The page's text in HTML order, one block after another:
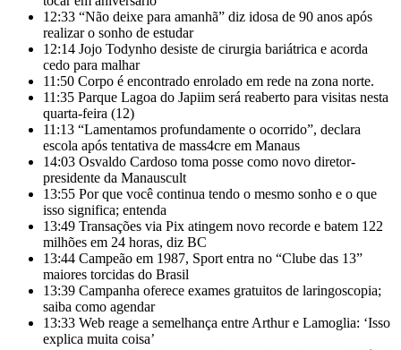
12:33 “Não deixe para amanhã” diz idosa de 90 anos após
realizar o sonho de estudar
12:14 Jojo Todynho desiste de cirurgia bariátrica e acorda
cedo para malhar
11:50 Corpo é encontrado enrolado em rede na zona norte.
11:35 Parque Lagoa do Japiim será reaberto para visitas nesta
quarta-feira (12)
11:13 “Lamentamos profundamente o ocorrido”, declara
escola após tentativa de mass4cre em Manaus
14:03 Osvaldo Cardoso toma posse como novo diretor-
presidente da Manauscult
13:55 Por que você continua tendo o mesmo sonho e o que
isso significa; entenda
13:49 Transações via Pix atingem novo recorde e batem 122
milhões em 24 horas, diz BC
13:44 Campeão em 1987, Sport entra no “Clube das 13”
maiores torcidas do Brasil
13:39 Campanha oferece exames gratuitos de laringoscopia;
saiba como agendar
13:33 Web reage a semelhança entre Arthur e Lamoglia: ‘Isso
explica muita coisa’